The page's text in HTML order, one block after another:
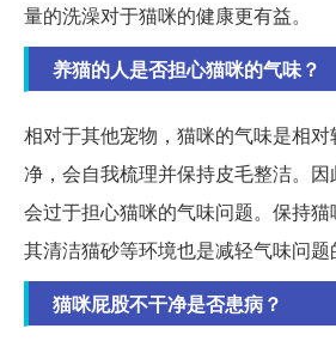
量的洗澡对于猫咪的健康更有益。
养猫的人是否担心猫咪的气味？
相对于其他宠物，猫咪的气味是相
净，会自我梳理并保持皮毛整洁。
会过于担心猫咪的气味问题。保持
其清洁猫砂等环境也是减轻气味问题
猫咪屁股不干净是否患病？